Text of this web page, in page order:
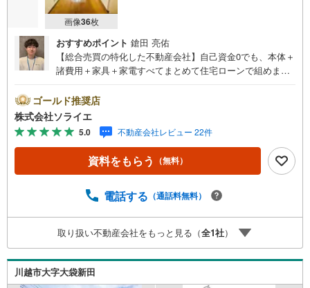
画像36枚
おすすめポイント 鎗田 亮佑
【総合売買の特化した不動産会社】自己資金0でも、本体＋
諸費用＋家具＋家電すべてまとめて住宅ローンで組めま
スピーディをモットーにお客さん目線での営業を心がけて
おり、営業マンの差を実感してください！◆他社様でご紹
介されている物件も一緒にご提案できます。◆おまとめロ
ーン（消費者金融系・車のローン・カード系の借入・エア
コン等の電化製品等）もおまとめ可能です。◆お忙しいと
きは現地待合せ＆現地解散できます。◆勤続年数が1年未満
ください！売買・賃貸・売却相談・相続相談・空家管理・
合わせ・ご来店お待ちしております！（＾＾）！
ゴールド推奨店
株式会社ソライエ
5.0 不動産会社レビュー 22件
資料をもらう （無料）
電話する （通話料無料）
取り扱い不動産会社をもっと見る（全1社）
川越市大字大袋新田